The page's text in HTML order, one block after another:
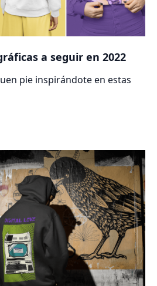
a seguir en 2022
pie inspirándote en estas